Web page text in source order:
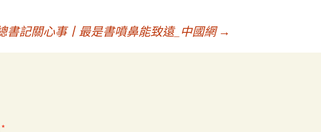
書記關心事丨最是書噴鼻能致遠_中國網 →
*